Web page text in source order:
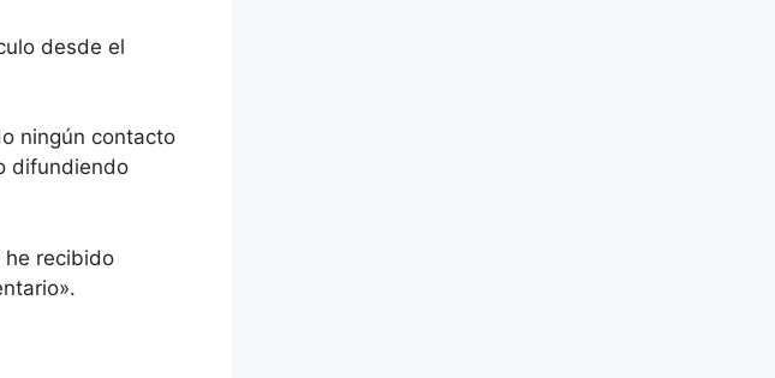
desde el
ningún contacto
difundiendo
he recibido